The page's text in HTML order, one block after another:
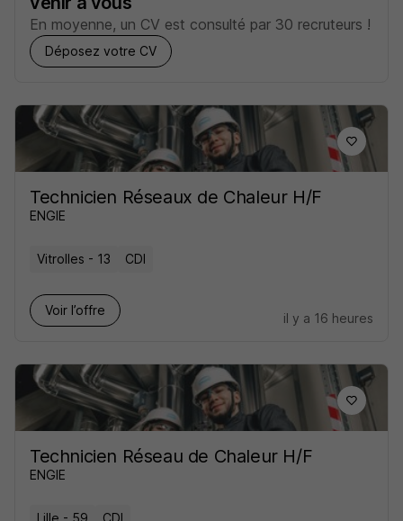
En moyenne, un CV est consulté par 30 recruteurs !
Déposez votre CV
Technicien Réseaux de Chaleur H/F
ENGIE
Vitrolles - 13 CDI
Voir l’offre
il y a 16 heures
Technicien Réseau de Chaleur H/F
ENGIE
Lille - 59 CDI